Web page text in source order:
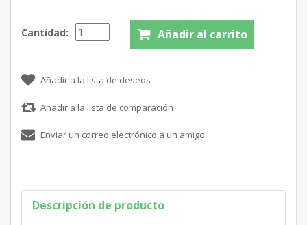
Cantidad:
Descripción de producto